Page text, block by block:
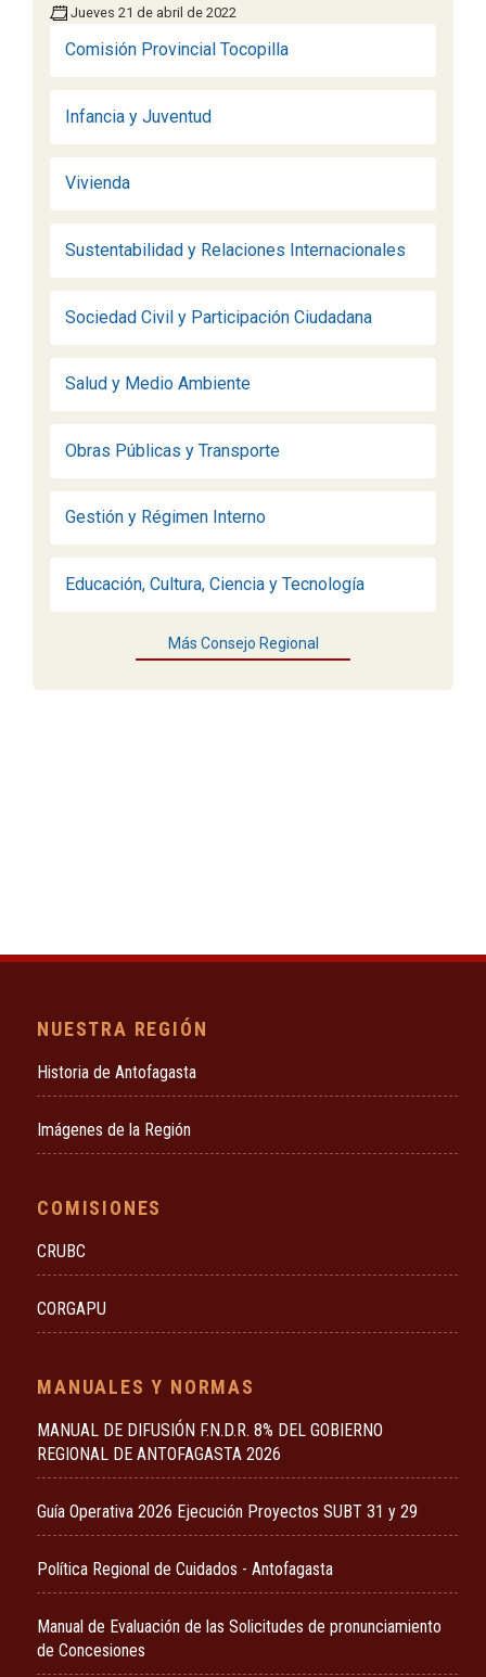
Jueves 21 de abril de 2022
Comisión Provincial Tocopilla
Infancia y Juventud
Vivienda
Sustentabilidad y Relaciones Internacionales
Sociedad Civil y Participación Ciudadana
Salud y Medio Ambiente
Obras Públicas y Transporte
Gestión y Régimen Interno
Educación, Cultura, Ciencia y Tecnología
Más Consejo Regional
NUESTRA REGIÓN
Historia de Antofagasta
Imágenes de la Región
COMISIONES
CRUBC
CORGAPU
MANUALES Y NORMAS
MANUAL DE DIFUSIÓN F.N.D.R. 8% DEL GOBIERNO
REGIONAL DE ANTOFAGASTA 2026
Guía Operativa 2026 Ejecución Proyectos SUBT 31 y 29
Política Regional de Cuidados - Antofagasta
Manual de Evaluación de las Solicitudes de pronunciamiento
de Concesiones